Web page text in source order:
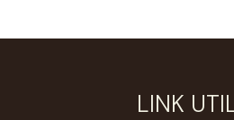
LINK